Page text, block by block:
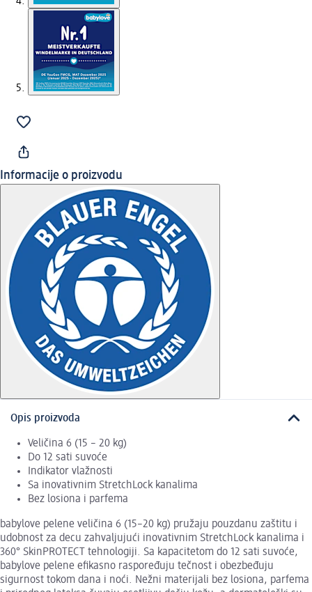
Informacije o proizvodu
Opis proizvoda
Veličina 6 (15 – 20 kg)
Do 12 sati suvoće
Indikator vlažnosti
Sa inovativnim StretchLock kanalima
Bez losiona i parfema
babylove pelene veličina 6 (15–20 kg) pružaju pouzdanu zaštitu i
udobnost za decu zahvaljujući inovativnim StretchLock kanalima i
360° SkinPROTECT tehnologiji. Sa kapacitetom do 12 sati suvoće,
babylove pelene efikasno raspoređuju tečnost i obezbeđuju
sigurnost tokom dana i noći. Nežni materijali bez losiona, parfema